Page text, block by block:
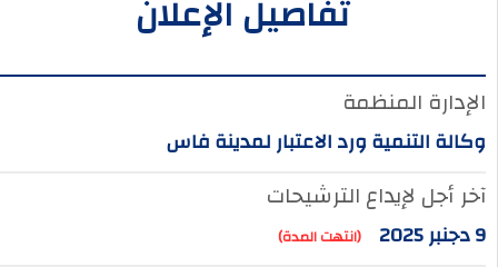
تفاصيل الإعلان
الإدارة المنظمة
وكالة التنمية ورد الاعتبار لمدينة فاس
آخر أجل لإيداع الترشيحات
(انتهت المدة)